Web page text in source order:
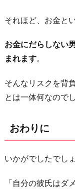
それほど、お金と
お金にだらしない
まれます。
そんなリスクを背
とは一体何なので
おわりに
いかがでしたでし
「自分の彼氏はダ